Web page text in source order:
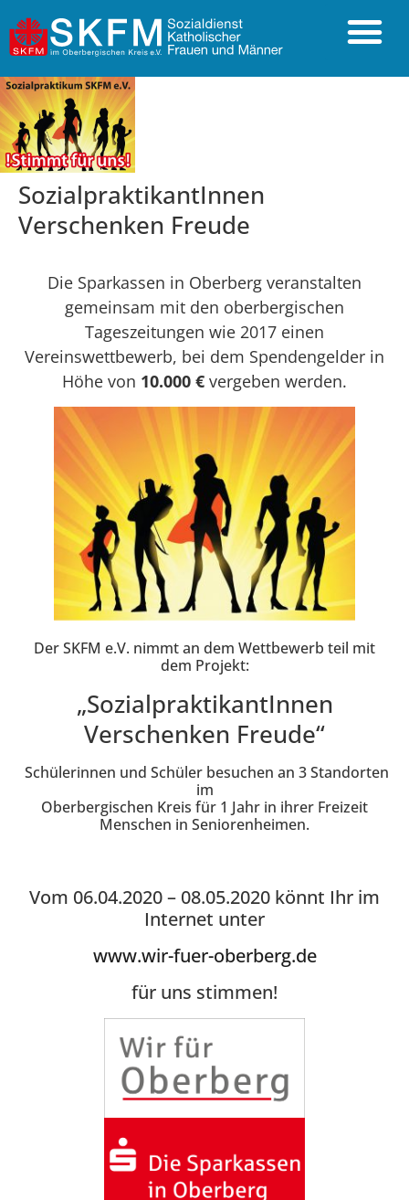
Sozialprak­tikantInnen
Verschenken Freude
Die Sparkassen in Oberberg veranstalten
gemeinsam mit den oberbergischen
Tageszeitungen wie 2017 einen
Vereinswettbewerb, bei dem Spendengelder in
Höhe von 10.000 € vergeben werden.
Der SKFM e.V. nimmt an dem Wettbewerb teil mit
dem Projekt:
„Sozialprak­tikantInnen
Verschenken Freude“
Schülerinnen und Schüler besuchen an 3 Standorten
im
Oberbergischen Kreis für 1 Jahr in ihrer Freizeit
Menschen in Seniorenheimen.
Vom 06.04.2020 – 08.05.2020 könnt Ihr im
Internet unter
www.wir-fuer-oberberg.de
für uns stimmen!